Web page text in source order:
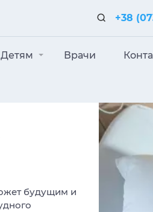
+38
Детям Врачи
будущим и